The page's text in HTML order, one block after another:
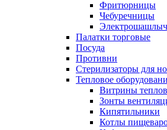
Фритюрницы
Чебуречницы
Палатки торговые
Посуда
Противни
Стерилизаторы для
Тепловое
Витрины
Зонты
Кипятильники
Котлы